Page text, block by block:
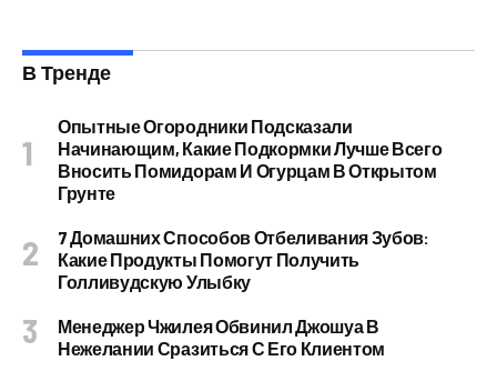
В Тренде
Опытные Огородники Подсказали
Начинающим, Какие Подкормки Лучше Всего
Вносить Помидорам И Огурцам В Открытом
Грунте
7 Домашних Способов Отбеливания Зубов:
Какие Продукты Помогут Получить
Голливудскую Улыбку
Менеджер Чжилея Обвинил Джошуа В
Нежелании Сразиться С Его Клиентом